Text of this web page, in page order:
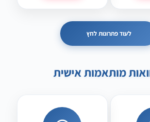
לעוד פתרונות לחץ
מותאמות אישית